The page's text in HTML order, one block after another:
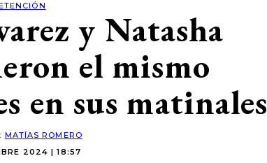
y Natasha
el mismo
en sus matinales
MATÍAS ROMERO
2024 | 18:57